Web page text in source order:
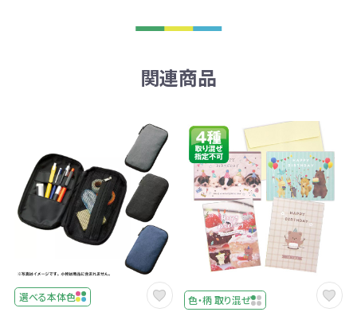
関連商品
選べる本体色
色・柄 取り混ぜ